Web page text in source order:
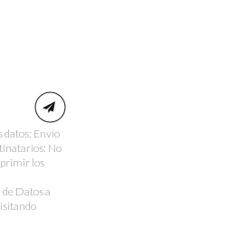
datos: Envío
No
los
Datos a